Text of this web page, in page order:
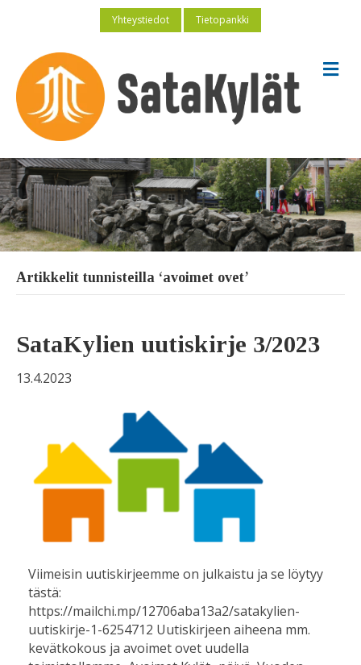
Yhteystiedot Tietopankki
V
a
o
Artikkelit tunnisteilla ‘avoimet ovet’
SataKylien uutiskirje 3/2023
13.4.2023
Viimeisin uutiskirjeemme on julkaistu ja se löytyy
tästä:
https://mailchi.mp/12706aba13a2/satakylien-
uutiskirje-1-6254712 Uutiskirjeen aiheena mm.
kevätkokous ja avoimet ovet uudella